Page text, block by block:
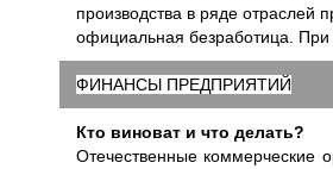
производства в ряде отраслей
официальная безработица. При
ФИНАНСЫ ПРЕДПРИЯТИЙ
Кто виноват и что делать?
Отечественные коммерческие